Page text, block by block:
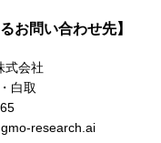
お問い合わせ先】
式会社
白取
research.ai